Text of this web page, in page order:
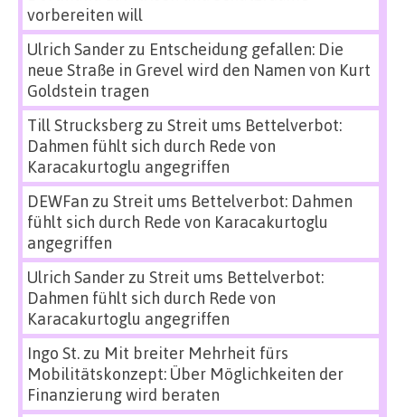
vorbereiten will
Ulrich Sanderzu Entscheidung gefallen: Die
neue Straße in Grevel wird den Namen von Kurt
Goldstein tragen
Till Strucksbergzu Streit ums Bettelverbot:
Dahmen fühlt sich durch Rede von
Karacakurtoglu angegriffen
DEWFan zu Streit ums Bettelverbot: Dahmen
fühlt sich durch Rede von Karacakurtoglu
angegriffen
Ulrich Sanderzu Streit ums Bettelverbot:
Dahmen fühlt sich durch Rede von
Karacakurtoglu angegriffen
Ingo St.zu Mit breiter Mehrheit fürs
Mobilitätskonzept: Über Möglichkeiten der
Finanzierung wird beraten